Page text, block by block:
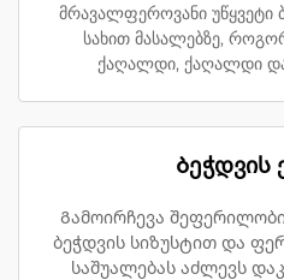
მრავალფეროვანი უწყვეტი
სახით მასალებზე,
ქაღალდი, ქაღალდი
Ბეჭდვის
Გამოირჩევა
ბეჭდვის სიზუსტით და
საშუალებას აძლევს